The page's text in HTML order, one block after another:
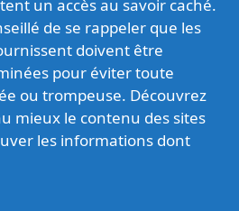
un accès au savoir caché.
de se rappeler que les
doivent être
pour éviter toute
ou trompeuse. Découvrez
mieux le contenu des sites
les informations dont